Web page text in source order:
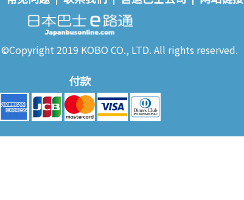
2019 KOBO CO., LTD. All rights reserved.
付款